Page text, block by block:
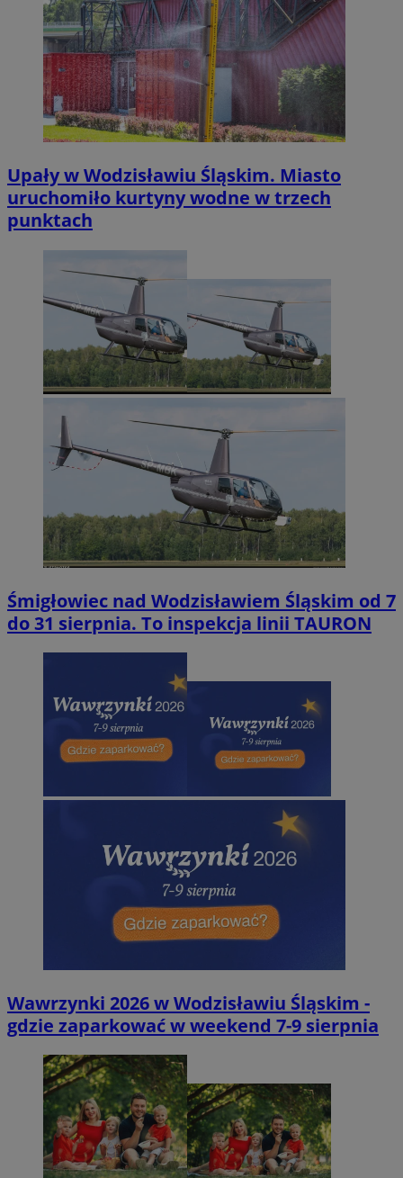
Upały w Wodzisławiu Śląskim. Miasto
uruchomiło kurtyny wodne w trzech
punktach
Śmigłowiec nad Wodzisławiem Śląskim od 7
do 31 sierpnia. To inspekcja linii TAURON
Wawrzynki 2026 w Wodzisławiu Śląskim -
gdzie zaparkować w weekend 7-9 sierpnia